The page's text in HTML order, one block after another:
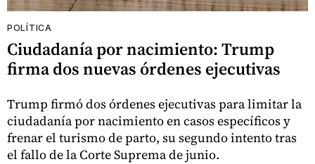
POLÍTICA
Ciudadanía por nacimiento: Trump
firma dos nuevas órdenes ejecutivas
Trump firmó dos órdenes ejecutivas para limitar la
ciudadanía por nacimiento en casos específicos y
frenar el turismo de parto, su segundo intento tras
el fallo de la Corte Suprema de junio.